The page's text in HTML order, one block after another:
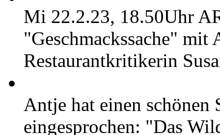
Mi 22.2.23, 18.50Uhr
"Geschmackssache" mit
Restaurantkritikerin
Antje hat einen schönen
eingesprochen: "Das